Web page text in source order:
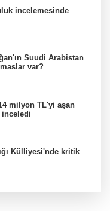
incelemesinde
Suudi Arabistan
var?
milyon TL'yi aşan
inceledi
Külliyesi'nde kritik